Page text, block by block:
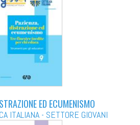
ED ECUMENISMO
ITALIANA - SETTORE GIOVANI